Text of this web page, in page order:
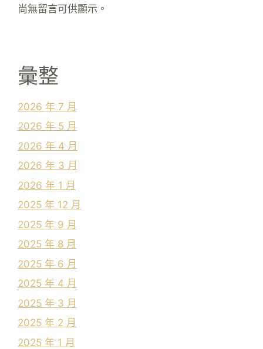
尚無留言可供顯示。
彙整
2026 年 7 月
2026 年 5 月
2026 年 4 月
2026 年 3 月
2026 年 1 月
2025 年 12 月
2025 年 9 月
2025 年 8 月
2025 年 6 月
2025 年 4 月
2025 年 3 月
2025 年 2 月
2025 年 1 月